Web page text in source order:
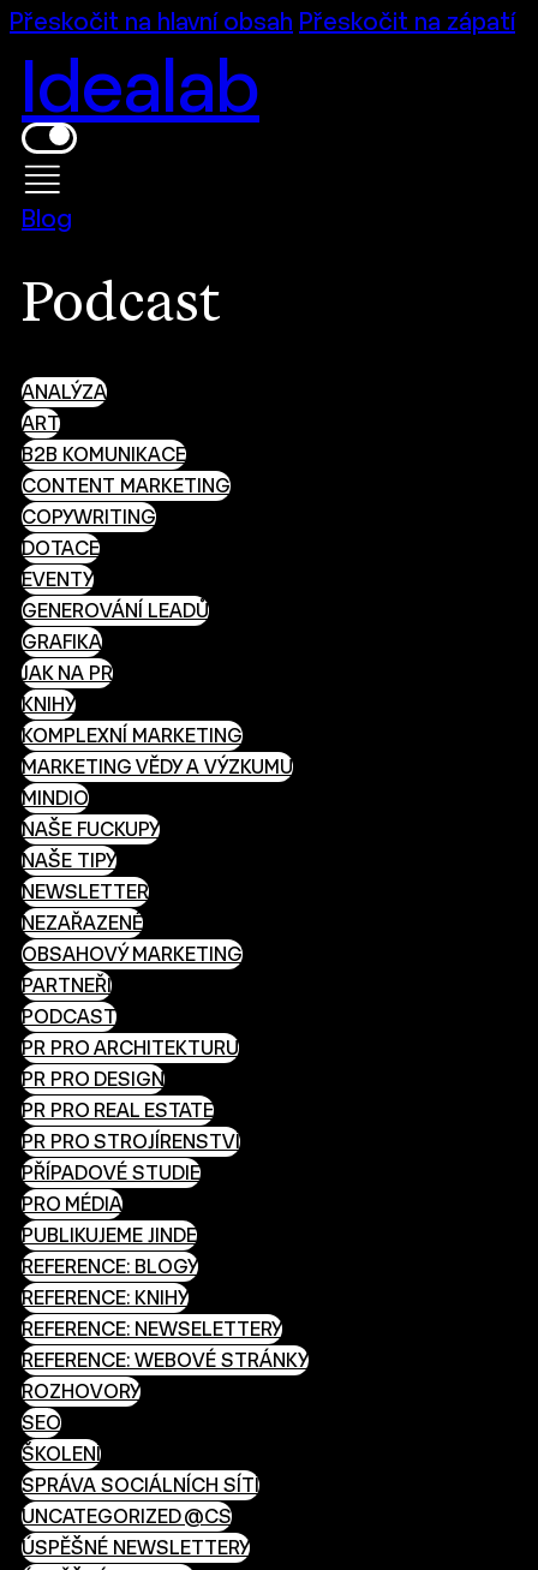
Přeskočit na hlavní obsah Přeskočit na zápatí
Idealab
Blog
Podcast
ANALÝZA
ART
B2B KOMUNIKACE
CONTENT MARKETING
COPYWRITING
DOTACE
EVENTY
GENEROVÁNÍ LEADŮ
GRAFIKA
JAK NA PR
KNIHY
KOMPLEXNÍ MARKETING
MARKETING VĚDY A VÝZKUMU
MINDIO
NAŠE FUCKUPY
NAŠE TIPY
NEWSLETTER
NEZAŘAZENÉ
OBSAHOVÝ MARKETING
PARTNEŘI
PODCAST
PR PRO ARCHITEKTURU
PR PRO DESIGN
PR PRO REAL ESTATE
PR PRO STROJÍRENSTVÍ
PŘÍPADOVÉ STUDIE
PRO MÉDIA
PUBLIKUJEME JINDE
REFERENCE: BLOGY
REFERENCE: KNIHY
REFERENCE: NEWSELETTERY
REFERENCE: WEBOVÉ STRÁNKY
ROZHOVORY
SEO
ŠKOLENÍ
SPRÁVA SOCIÁLNÍCH SÍTÍ
UNCATEGORIZED @CS
ÚSPĚŠNÉ NEWSLETTERY